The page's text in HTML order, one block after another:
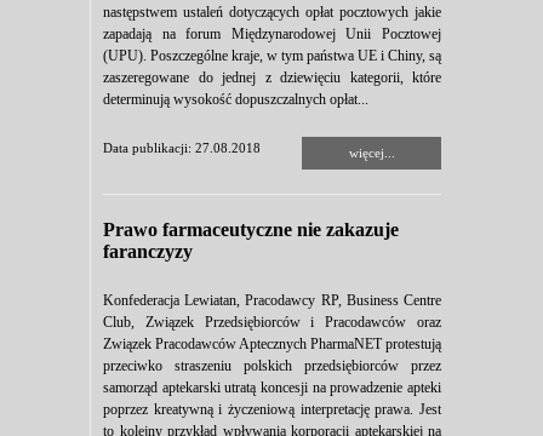
następstwem ustaleń dotyczących opłat pocztowych jakie
zapadają na forum Międzynarodowej Unii Pocztowej
(UPU). Poszczególne kraje, w tym państwa UE i Chiny, są
zaszeregowane do jednej z dziewięciu kategorii, które
determinują wysokość dopuszczalnych opłat...
Data publikacji: 27.08.2018 więcej...
Prawo farmaceutyczne nie zakazuje
faranczyzy
Konfederacja Lewiatan, Pracodawcy RP, Business Centre
Club, Związek Przedsiębiorców i Pracodawców oraz
Związek Pracodawców Aptecznych PharmaNET protestują
przeciwko straszeniu polskich przedsiębiorców przez
samorząd aptekarski utratą koncesji na prowadzenie apteki
poprzez kreatywną i życzeniową interpretację prawa. Jest
to kolejny przykład wpływania korporacji aptekarskiej na